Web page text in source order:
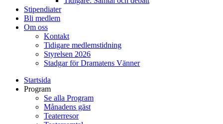
Stipendiater
Bli medlem
Om oss
Kontakt
Tidigare medlemstidning
Styrelsen 2026
Stadgar för Dramatens Vänner
Startsida
Program
Se alla Program
Månadens gäst
Teaterresor